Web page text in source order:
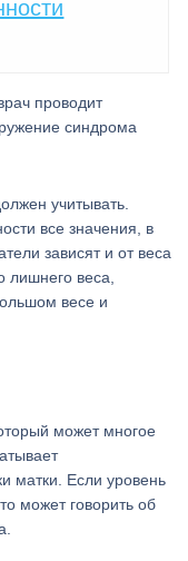
проводит
синдрома
учитывать.
все значения, в
зависят и от веса
веса,
весе и
может многое
матки. Если уровень
может говорить об